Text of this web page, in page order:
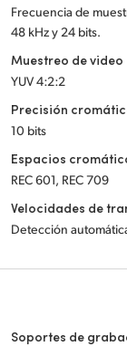
Frecuencia de
48 kHz y 24 bits.
Muestreo de video
YUV 4:2:2
Precisión
10 bits
Espacios
REC 601, REC 709
Velocidades de
Detección
Soportes de